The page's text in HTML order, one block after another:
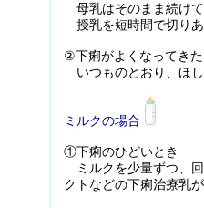
母乳はそのまま続けて
授乳を短時間で切りあ
②下痢がよくなってきた
いつものとおり、ほし
ミルクの場合
①下痢のひどいとき
ミルクを少量ずつ、
クトなどの下痢治療乳